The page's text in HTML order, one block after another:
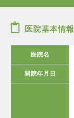
医院基本情報
医院名
開院年月日